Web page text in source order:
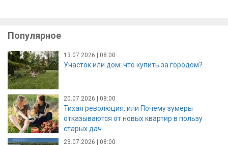
Популярное
13.07.2026 | 08:00
Участок или дом: что купить за городом?
20.07.2026 | 08:00
Тихая революция, или Почему зумеры
отказываются от новых квартир в пользу
старых дач
23.07.2026 | 08:00